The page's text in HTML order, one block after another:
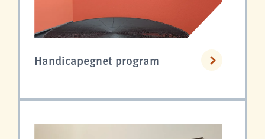
Handicapegnet program